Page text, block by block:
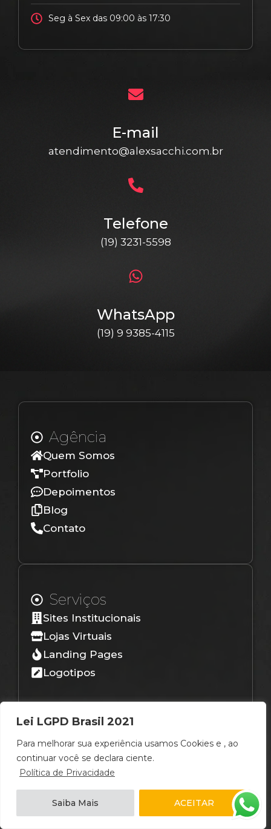
Lei LGPD Brasil 2021
Para melhorar sua experiência usamos Cookies e , ao
continuar você se declara ciente.
Política de Privacidade
Saiba Mais ACEITAR
Seg à Sex das 09:00 às 17:30
E-mail
atendimento@alexsacchi.com.br
Telefone
(19) 3231-5598
WhatsApp
(19) 9 9385-4115
Agência
Quem Somos
Portfolio
Depoimentos
Blog
Contato
Serviços
Sites Institucionais
Lojas Virtuais
Landing Pages
Logotipos
Redes Sociais
@agenciasacchidesign